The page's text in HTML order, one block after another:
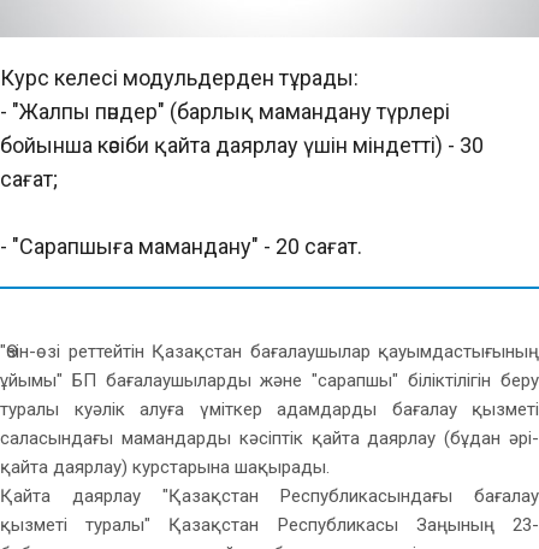
Курс келесі модульдерден тұрады:
- "Жалпы пәндер" (барлық мамандану түрлері
бойынша кәсіби қайта даярлау үшін міндетті) - 30
сағат;
- "Сарапшыға мамандану" - 20 сағат.
"Өзін-өзі реттейтін Қазақстан бағалаушылар қауымдастығының
ұйымы" БП бағалаушыларды және "сарапшы" біліктілігін беру
туралы куәлік алуға үміткер адамдарды бағалау қызметі
саласындағы мамандарды кәсіптік қайта даярлау (бұдан әрі-
қайта даярлау) курстарына шақырады.
Қайта даярлау "Қазақстан Республикасындағы бағалау
қызметі туралы" Қазақстан Республикасы Заңының 23-